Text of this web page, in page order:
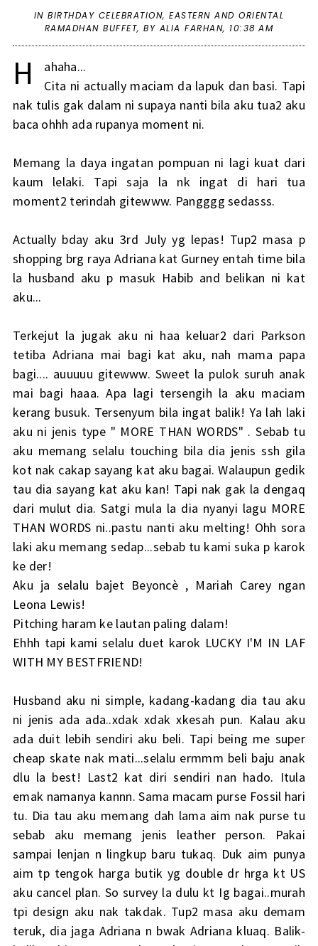
INBIRTHDAY CELEBRATION,EASTERN AND ORIENTAL
RAMADHAN BUFFET,BY ALIA FARHAN, 10:38 AM
H
ahaha...
Cita ni actually maciam da lapuk dan basi. Tapi
nak tulis gak dalam ni supaya nanti bila aku tua2 aku
baca ohhh ada rupanya moment ni.
Memang la daya ingatan pompuan ni lagi kuat dari
kaum lelaki. Tapi saja la nk ingat di hari tua
moment2 terindah gitewww. Pangggg sedasss.
Actually bday aku 3rd July yg lepas! Tup2 masa p
shopping brg raya Adriana kat Gurney entah time bila
la husband aku p masuk Habib and belikan ni kat
aku...
Terkejut la jugak aku ni haa keluar2 dari Parkson
tetiba Adriana mai bagi kat aku, nah mama papa
bagi.... auuuuu gitewww. Sweet la pulok suruh anak
mai bagi haaa. Apa lagi tersengih la aku maciam
kerang busuk. Tersenyum bila ingat balik! Ya lah laki
aku ni jenis type " MORE THAN WORDS" . Sebab tu
aku memang selalu touching bila dia jenis ssh gila
kot nak cakap sayang kat aku bagai. Walaupun gedik
tau dia sayang kat aku kan! Tapi nak gak la dengaq
dari mulut dia. Satgi mula la dia nyanyi lagu MORE
THAN WORDS ni..pastu nanti aku melting! Ohh sora
laki aku memang sedap...sebab tu kami suka p karok
ke der!
Aku ja selalu bajet Beyoncè , Mariah Carey ngan
Leona Lewis!
Pitching haram ke lautan paling dalam!
Ehhh tapi kami selalu duet karok LUCKY I'M IN LAF
WITH MY BESTFRIEND!
Husband aku ni simple, kadang-kadang dia tau aku
ni jenis ada ada..xdak xdak xkesah pun. Kalau aku
ada duit lebih sendiri aku beli. Tapi being me super
cheap skate nak mati...selalu ermmm beli baju anak
dlu la best! Last2 kat diri sendiri nan hado. Itula
emak namanya kannn. Sama macam purse Fossil hari
tu. Dia tau aku memang dah lama aim nak purse tu
sebab aku memang jenis leather person. Pakai
sampai lenjan n lingkup baru tukaq. Duk aim punya
aim tp tengok harga butik yg double dr hrga kt US
aku cancel plan. So survey la dulu kt Ig bagai..murah
tpi design aku nak takdak. Tup2 masa aku demam
teruk, dia jaga Adriana n bwak Adriana kluaq. Balik-